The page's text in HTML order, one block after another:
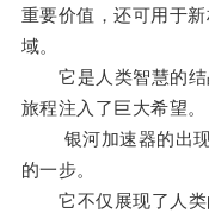
重要价值，还可用于
域。
它是人类智慧的结
旅程注入了巨大希望。
银河加速器的出现
的一步。
它不仅展现了人类